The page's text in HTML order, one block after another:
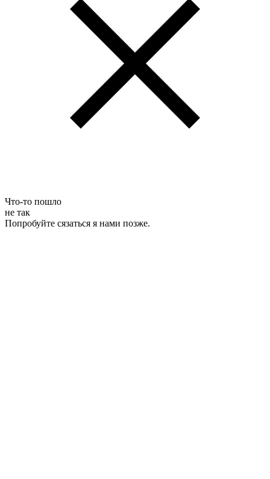
Что-то пошло
не так
Попробуйте сязаться я нами позже.